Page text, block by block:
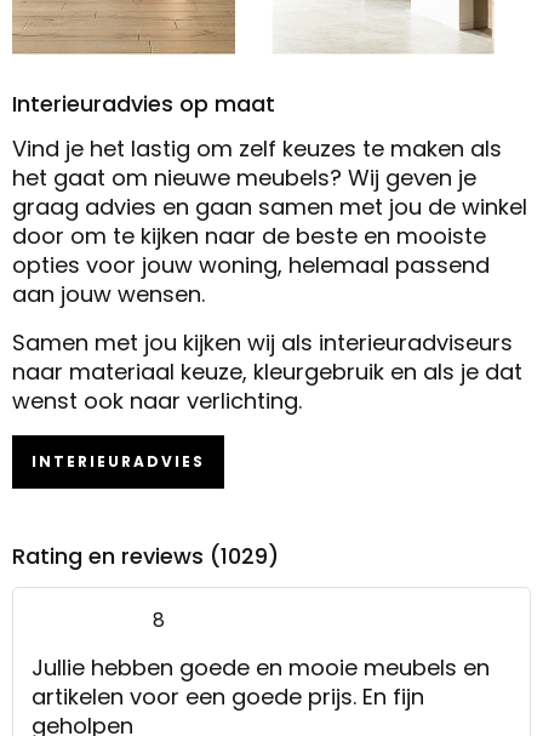
Interieuradvies op maat
Vind je het lastig om zelf keuzes te maken als
het gaat om nieuwe meubels? Wij geven je
graag advies en gaan samen met jou de winkel
door om te kijken naar de beste en mooiste
opties voor jouw woning, helemaal passend
aan jouw wensen.
Samen met jou kijken wij als interieuradviseurs
naar materiaal keuze, kleurgebruik en als je dat
wenst ook naar verlichting.
INTERIEURADVIES
Rating en reviews (1029)
8
Jullie hebben goede en mooie meubels en
artikelen voor een goede prijs. En fijn
geholpen